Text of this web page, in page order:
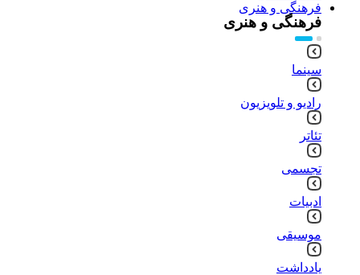
فرهنگی و هنری
فرهنگی و هنری
سینما
رادیو و تلویزیون
تئاتر
تجسمی
ادبیات
موسیقی
یادداشت